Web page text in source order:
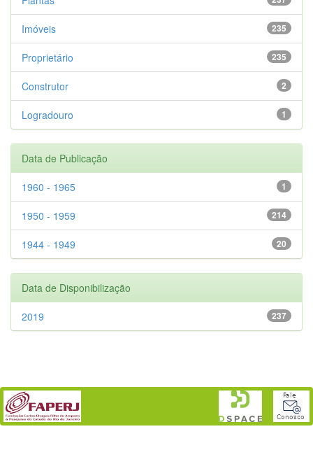
235
Imóveis
235
Proprietário
2
Construtor
1
Logradouro
Data de Publicação
1
1960 - 1965
214
1950 - 1959
20
1944 - 1949
Data de Disponibilização
237
2019